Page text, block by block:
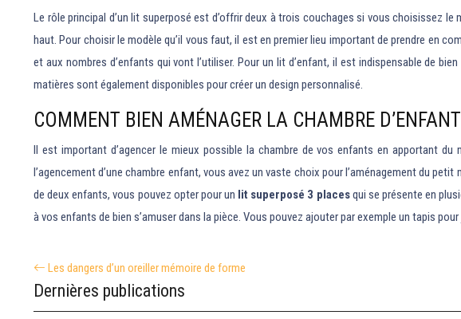
Le rôle principal d’un lit superposé est d’offrir deux à trois couchages si vous choisissez le
haut. Pour choisir le modèle qu’il vous faut, il est en premier lieu important de prendre en
et aux nombres d’enfants qui vont l’utiliser. Pour un lit d’enfant, il est indispensable de
matières sont également disponibles pour créer un design personnalisé.
COMMENT BIEN AMÉNAGER LA CHAMBRE
Il est important d’agencer le mieux possible la chambre de vos enfants en apportant
l’agencement d’une chambre enfant, vous avez un vaste choix pour l’aménagement du
de deux enfants, vous pouvez opter pour un lit superposé 3 placesqui se présente en
à vos enfants de bien s’amuser dans la pièce. Vous pouvez ajouter par exemple un tapis pour
Les dangers d’un oreiller mémoire de forme
Dernières publications